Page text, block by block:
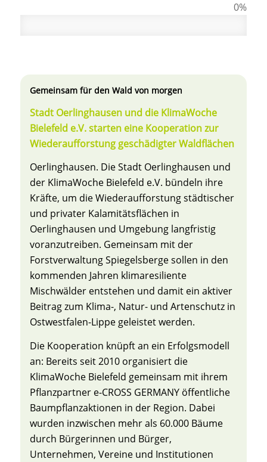
0%
Gemeinsam für den Wald von morgen
Stadt Oerlinghausen und die KlimaWoche
Bielefeld e.V. starten eine Kooperation zur
Wiederaufforstung geschädigter Waldflächen
Oerlinghausen. Die Stadt Oerlinghausen und
der KlimaWoche Bielefeld e.V. bündeln ihre
Kräfte, um die Wiederaufforstung städtischer
und privater Kalamitätsflächen in
Oerlinghausen und Umgebung langfristig
voranzutreiben. Gemeinsam mit der
Forstverwaltung Spiegelsberge sollen in den
kommenden Jahren klimaresiliente
Mischwälder entstehen und damit ein aktiver
Beitrag zum Klima-, Natur- und Artenschutz in
Ostwestfalen-Lippe geleistet werden.
Die Kooperation knüpft an ein Erfolgsmodell
an: Bereits seit 2010 organisiert die
KlimaWoche Bielefeld gemeinsam mit ihrem
Pflanzpartner e-CROSS GERMANY öffentliche
Baumpflanzaktionen in der Region. Dabei
wurden inzwischen mehr als 60.000 Bäume
durch Bürgerinnen und Bürger,
Unternehmen, Vereine und Institutionen